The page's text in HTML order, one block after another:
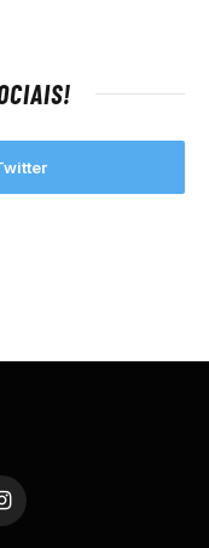
Instagram